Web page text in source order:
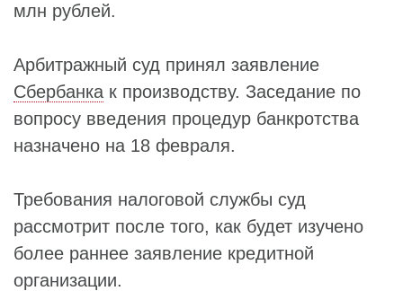
млн рублей.
Арбитражный суд принял заявление
Сбербанка к производству. Заседание по
вопросу введения процедур банкротства
назначено на 18 февраля.
Требования налоговой службы суд
рассмотрит после того, как будет изучено
более раннее заявление кредитной
организации.